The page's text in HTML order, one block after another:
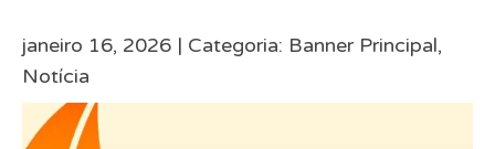
janeiro 16, 2026 | Categoria: Banner Principal,
Notícia